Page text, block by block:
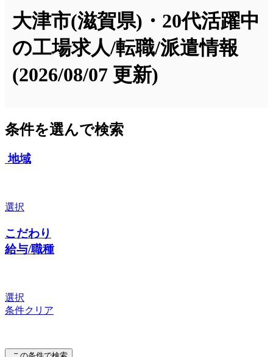
大津市(滋賀県)・20代活躍中
の工場求人/転職/派遣情報
(2026/08/07 更新)
条件を選んで検索
地域
選択
こだわり
給与/職種
選択
条件クリア